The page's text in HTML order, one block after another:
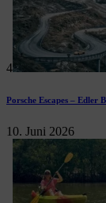
4
Porsche Escapes – Edler
10. Juni 2026